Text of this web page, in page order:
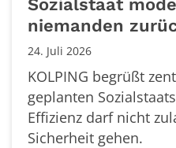
Sozialstaat
niemanden
24. Juli 2026
KOLPING begrüßt
geplanten
Effizienz darf nicht
Sicherheit gehen.